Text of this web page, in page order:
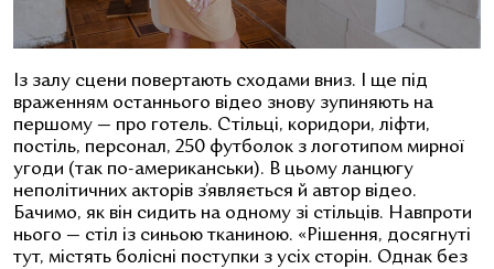
Із залу сцени повертають сходами вниз. І ще під
враженням останнього відео знову зупиняють на
першому — про готель. Стільці, коридори, ліфти,
постіль, персонал, 250 футболок з логотипом мирної
угоди (так по-американськи). В цьому ланцюгу
неполітичних акторів з’являється й автор відео.
Бачимо, як він сидить на одному зі стільців. Навпроти
нього — стіл із синьою тканиною. «Рішення, досягнуті
тут, містять болісні поступки з усіх сторін. Однак без